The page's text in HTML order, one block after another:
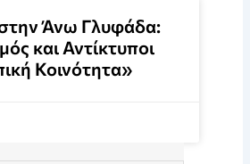
Άνω Γλυφάδα:
και Αντίκτυποι
Κοινότητα»